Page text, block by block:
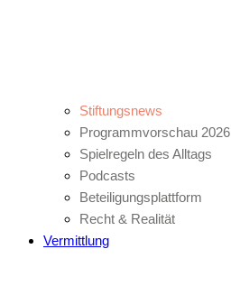
Stiftungsnews
Programmvorschau 2026
Spielregeln des Alltags
Podcasts
Beteiligungsplattform
Recht & Realität
Vermittlung